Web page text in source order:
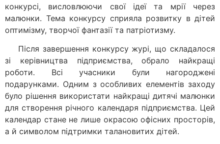
конкурсі, висловлюючи свої ідеї та мрії через
малюнки. Тема конкурсу сприяла розвитку в дітей
оптимізму, творчої фантазії та патріотизму.
Після завершення конкурсу журі, що складалося
зі керівництва підприємства, обрало найкращі
роботи. Всі учасники були нагороджені
подарунками. Одним з особливих елементів заходу
було рішення використати найкращі дитячі малюнки
для створення річного календаря підприємства. Цей
календар стане не лише окрасою офісних просторів,
а й символом підтримки талановитих дітей.